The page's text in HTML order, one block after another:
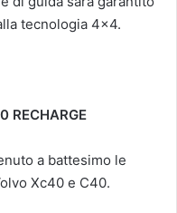
tecnologia 4×4.
RECHARGE
a battesimo le
Xc40 e C40.